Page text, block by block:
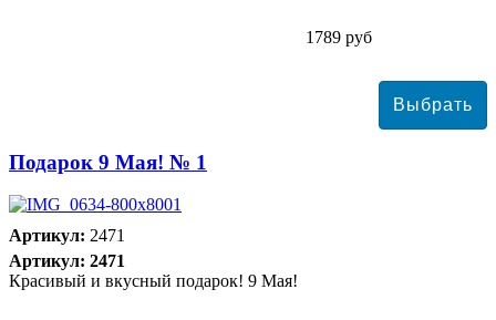
1789 руб
Подарок 9 Мая! № 1
Артикул: 2471
Артикул: 2471
Красивый и вкусный подарок! 9 Мая!